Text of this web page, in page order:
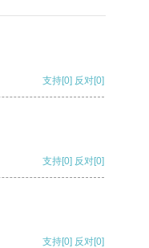
支持[0] 反对[0]
支持[0] 反对[0]
支持[0] 反对[0]